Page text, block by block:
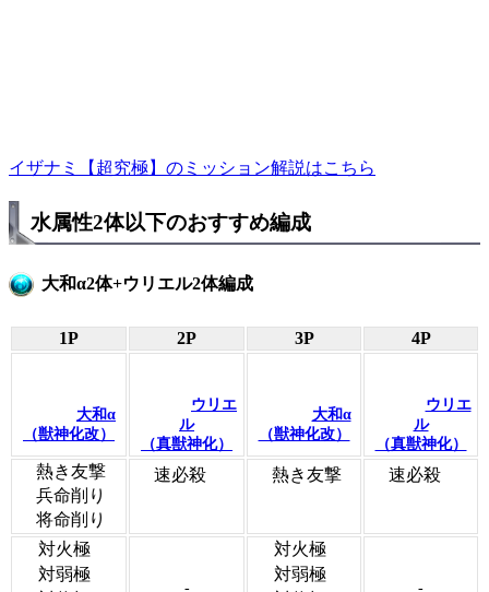
イザナミ【超究極】のミッション解説はこちら
水属性2体以下のおすすめ編成
大和α2体+ウリエル2体編成
1P 2P 3P 4P
大和α
（獣神化改）
ウリエ
ル
（真獣神化）
大和α
（獣神化改）
ウリエ
ル
（真獣神化）
熱き友撃
兵命削り
将命削り
速必殺 熱き友撃 速必殺
対火極
対弱極
-
対火極
対弱極
-